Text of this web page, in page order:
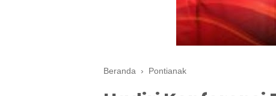
Beranda › Pontianak